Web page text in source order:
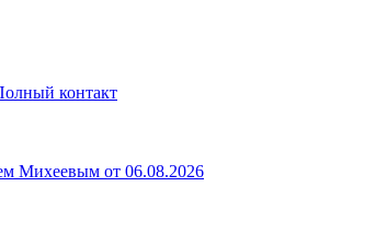
контакт
Михеевым от 06.08.2026